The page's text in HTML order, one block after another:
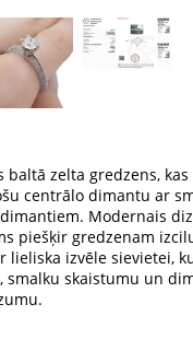
baltā zelta gredzens,
centrālo dimantu ar
Modernais
piešķir gredzenam
lieliska izvēle sievietei,
smalku skaistumu un